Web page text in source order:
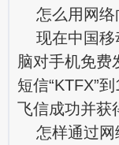
怎么用网络
现在中国移
脑对手机免费
短信“KTFX”
飞信成功并获
怎样通过网